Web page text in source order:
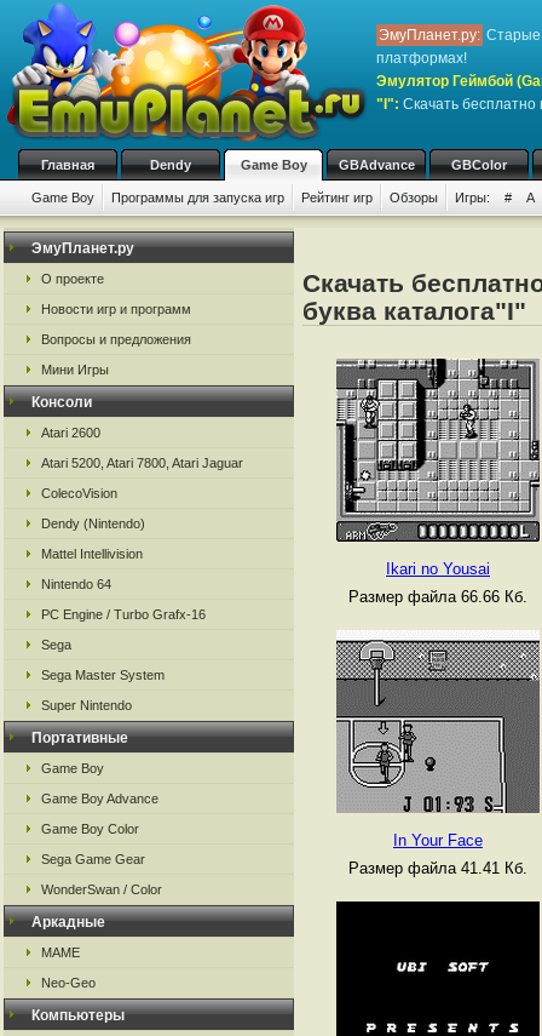
ЭмуПланет.ру: Старые
платформах!
Эмулятор Геймбой
"I": Скачать бесплатно
Главная Dendy Game Boy GBAdvance GBColor
Game Boy Программы для запуска игр Рейтинг игр Обзоры Игры: # A
ЭмуПланет.ру
О проекте
Новости игр и программ
Вопросы и предложения
Мини Игры
Консоли
Atari 2600
Atari 5200, Atari 7800, Atari Jaguar
ColecoVision
Dendy (Nintendo)
Mattel Intellivision
Nintendo 64
PC Engine / Turbo Grafx-16
Sega
Sega Master System
Super Nintendo
Портативные
Game Boy
Game Boy Advance
Game Boy Color
Sega Game Gear
WonderSwan / Color
Аркадные
MAME
Neo-Geo
Компьютеры
Скачать
буква каталога"I"
Ikari no Yousai
Размер файла 66.66 Кб.
In Your Face
Размер файла 41.41 Кб.